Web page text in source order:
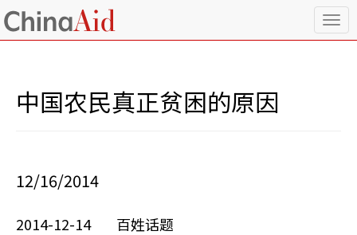
T
o
中国农民真正贫困的原因
12/16/2014
2014-12-14 百姓话题